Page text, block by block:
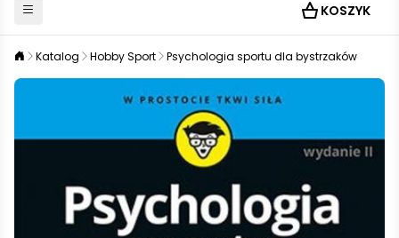
KOSZYK
Katalog Hobby Sport Psychologia sportu dla bystrzaków